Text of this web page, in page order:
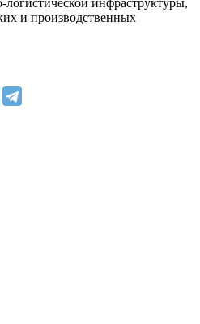
и производственных